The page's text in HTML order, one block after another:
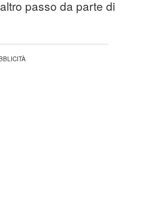
passo da parte di